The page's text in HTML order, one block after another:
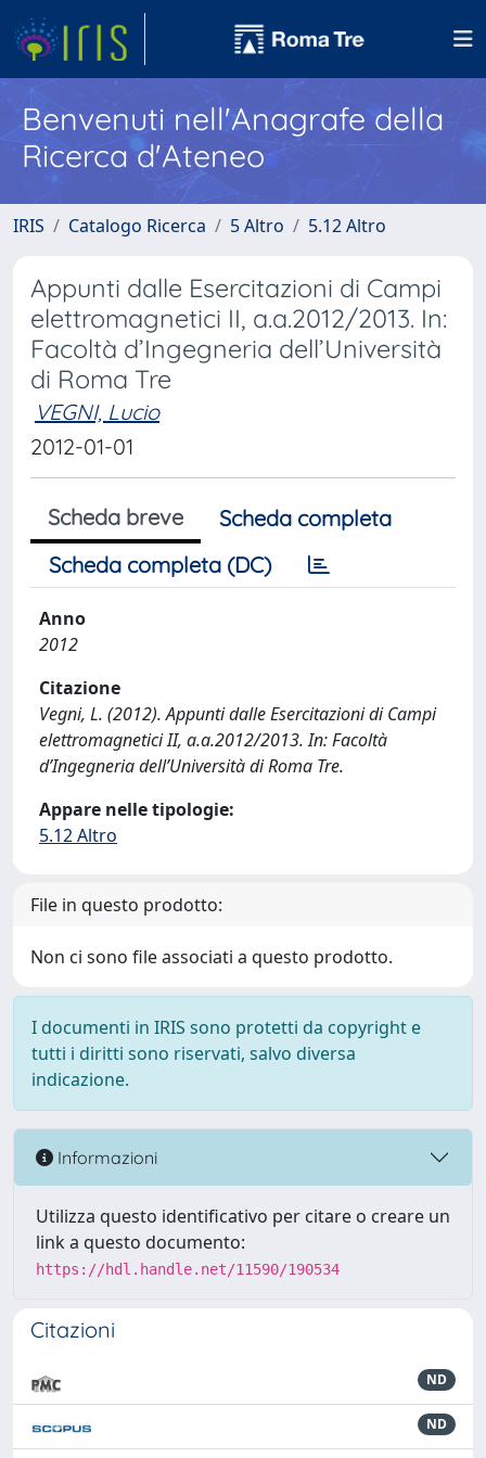
Benvenuti nell'Anagrafe della
Ricerca d'Ateneo
IRIS Catalogo Ricerca 5 Altro 5.12 Altro
Appunti dalle Esercitazioni di Campi
elettromagnetici II, a.a.2012/2013. In:
Facoltà d’Ingegneria dell’Università
di Roma Tre
VEGNI, Lucio
2012-01-01
Scheda breve
Scheda completa
Scheda completa (DC)
Anno
2012
Citazione
Vegni, L. (2012). Appunti dalle Esercitazioni di Campi
elettromagnetici II, a.a.2012/2013. In: Facoltà
d’Ingegneria dell’Università di Roma Tre.
Appare nelle tipologie:
5.12 Altro
File in questo prodotto:
Non ci sono file associati a questo prodotto.
I documenti in IRIS sono protetti da copyright e
tutti i diritti sono riservati, salvo diversa
indicazione.
Informazioni
Utilizza questo identificativo per citare o creare un
link a questo documento:
https://hdl.handle.net/11590/190534
Citazioni
ND
ND